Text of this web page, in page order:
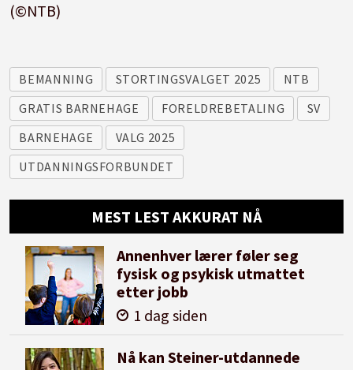
(©NTB)
BEMANNING STORTINGSVALGET 2025
NTB
GRATIS BARNEHAGE
FORELDREBETALING
SV
BARNEHAGE
VALG 2025
UTDANNINGSFORBUNDET
MEST LEST AKKURAT NÅ
Annenhver lærer føler seg
fysisk og psykisk utmattet
etter jobb
1 dag siden
Nå kan Steiner-utdannede